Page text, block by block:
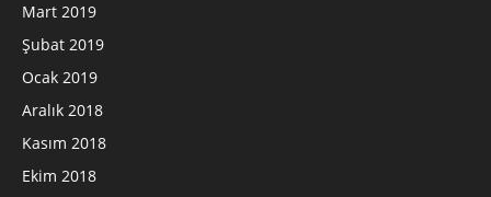
Mart 2019
Şubat 2019
Ocak 2019
Aralık 2018
Kasım 2018
Ekim 2018